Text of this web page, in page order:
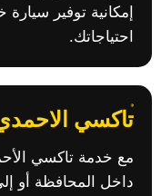
إمكانية توفير
احتياجاتك.
تاكسي
مع خدمة تاكسي
داخل المحافظة أو